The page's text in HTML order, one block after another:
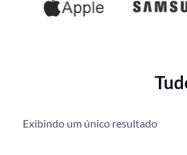
Exibindo um único resultado